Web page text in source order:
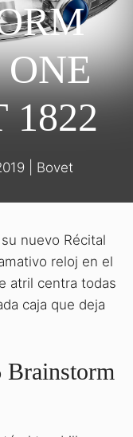
1822
| Bovet
nuevo Récital
reloj en el
atril centra todas
caja que deja
Brainstorm